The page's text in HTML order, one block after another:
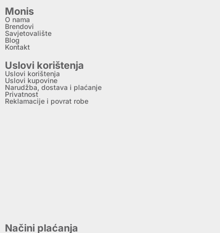
Monis
O nama
Brendovi
Savjetovalište
Blog
Kontakt
Uslovi korištenja
Uslovi korištenja
Uslovi kupovine
Narudžba, dostava i plaćanje
Privatnost
Reklamacije i povrat robe
Načini plaćanja